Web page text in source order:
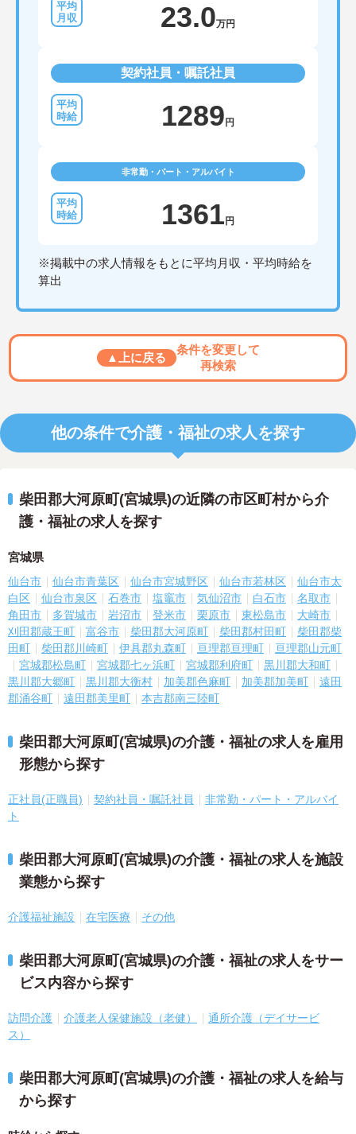
23.0万円
契約社員・嘱託社員
1289 円
非常勤・パート・アルバイト
1361 円
※掲載中の求人情報をもとに平均月収・平均時給を
算出
▲上に戻る
条件を変更して
再検索
他の条件で介護・福祉の求人を探す
柴田郡大河原町(宮城県)の近隣の市区町村から介
護・福祉の求人を探す
宮城県
仙台市 仙台市青葉区 仙台市宮城野区 仙台市若林区
仙台市太
白区
仙台市泉区 石巻市 塩竈市 気仙沼市 白石市
名取市
角田市
多賀城市 岩沼市 登米市 栗原市 東松島市
大崎市
刈田郡蔵王町
富谷市 柴田郡大河原町 柴田郡村田町
柴田郡柴
田町
柴田郡川崎町 伊具郡丸森町 亘理郡亘理町
亘理郡山元町
宮城郡松島町
宮城郡七ヶ浜町 宮城郡利府町
黒川郡大和町
黒川郡大郷町
黒川郡大衡村 加美郡色麻町 加美郡加美町
遠田
郡涌谷町
遠田郡美里町 本吉郡南三陸町
柴田郡大河原町(宮城県)の介護・福祉の求人を雇用
形態から探す
正社員(正職員) 契約社員・嘱託社員
非常勤・パート・アルバイ
ト
柴田郡大河原町(宮城県)の介護・福祉の求人を施設
業態から探す
介護福祉施設 在宅医療 その他
柴田郡大河原町(宮城県)の介護・福祉の求人をサー
ビス内容から探す
訪問介護 介護老人保健施設（老健）
通所介護（デイサービ
ス）
柴田郡大河原町(宮城県)の介護・福祉の求人を給与
から探す